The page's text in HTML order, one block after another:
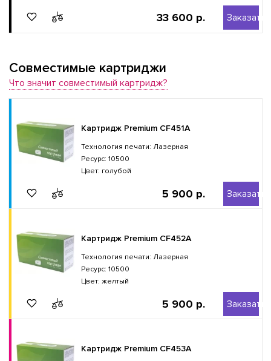
33 600 р. Заказать
Совместимые картриджи
Что значит совместимый картридж?
Картридж Premium CF451A
Технология печати: Лазерная
Ресурс: 10500
Цвет: голубой
5 900 р. Заказать
Картридж Premium CF452A
Технология печати: Лазерная
Ресурс: 10500
Цвет: желтый
5 900 р. Заказать
Картридж Premium CF453A